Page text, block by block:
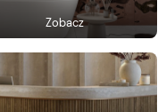
Zobacz